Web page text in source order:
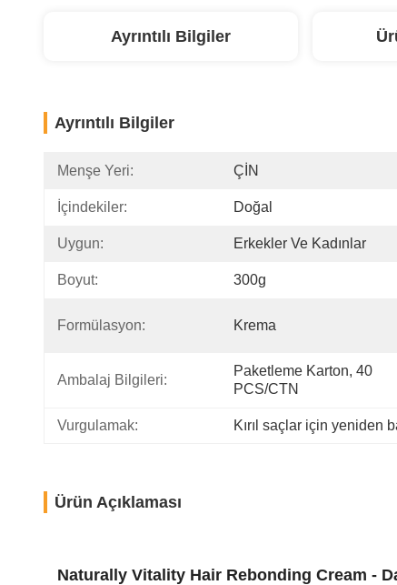
Ayrıntılı Bilgiler
Ayrıntılı Bilgiler
Menşe Yeri: ÇİN
İçindekiler: Doğal
Uygun: Erkekler Ve Kadınlar
Boyut: 300g
Formülasyon: Krema
Ambalaj Bilgileri:
Paketleme Karton, 40
PCS/CTN
Vurgulamak: Kırıl saçlar için yeniden
Ürün Açıklaması
Naturally Vitality Hair Rebonding Cream -